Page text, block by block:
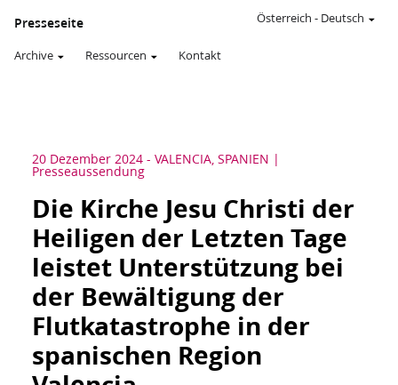
Presseseite
Archive Ressourcen Kontakt
Österreich - Deutsch
20 Dezember 2024 - VALENCIA, SPANIEN
Presseaussendung
Die Kirche Jesu Christi der
Heiligen der Letzten Tage
leistet Unterstützung bei
der Bewältigung der
Flutkatastrophe in der
spanischen Region